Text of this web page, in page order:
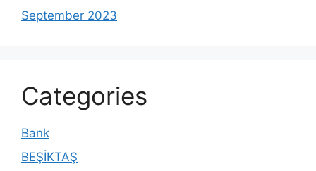
September 2023
Categories
Bank
BEŞİKTAŞ